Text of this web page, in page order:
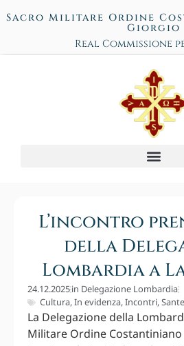
Sacro Militare Ordine
Giorgio
Real Commissione
L’incontro
della
Lombardia a
24.12.2025in Delegazione Lombardia
Cultura,In evidenza,Incontri,
La Delegazione della
Militare Ordine